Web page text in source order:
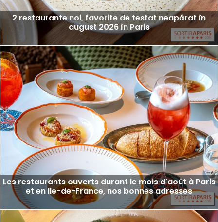
2 restaurante noi, favorite de testat neapărat în
august 2026 în Paris
Les restaurants ouverts durant le mois d'août à Paris
et en Ile-de-France, nos bonnes adresses